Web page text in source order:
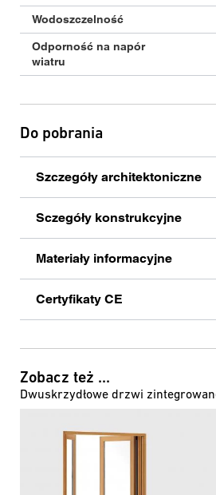
Wodoszczelność
Odporność na napór
wiatru
Do pobrania
Szczegóły architektoniczne
Sczegóły konstrukcyjne
Materiały informacyjne
Certyfikaty CE
Zobacz też ...
Dwuskrzydłowe drzwi